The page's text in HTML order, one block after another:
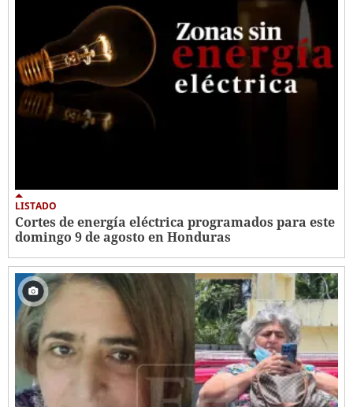
LISTADO
Cortes de energía eléctrica programados para este
domingo 9 de agosto en Honduras